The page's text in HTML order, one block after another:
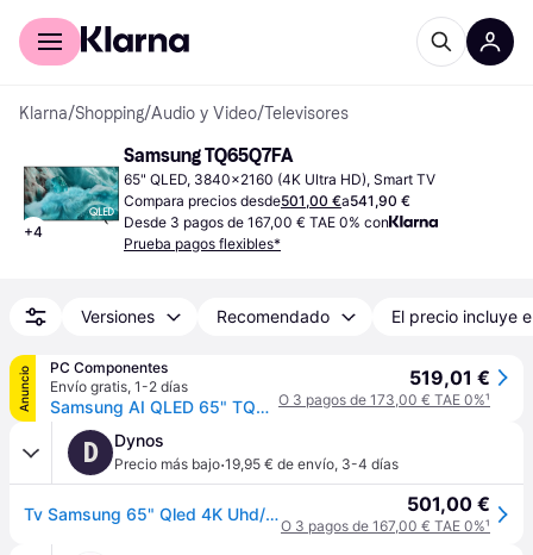
Comprar con Klarna
Klarna/Shopping/Audio y Video/Televisores
+4
Samsung TQ65Q7FA
65" QLED, 3840x2160 (4K Ultra HD), Smart TV
Compara precios desde501,00 €a541,90 €
Desde 3 pagos de 167,00 € TAE 0% con
Prueba pagos flexibles*
Versiones Recomendado El precio incluye
Anuncio
PC Componentes
Envío gratis, 1-2 días
Samsung AI QLED 65" TQ65Q7FAAUXXC UltraHD 4K Quantum HDR Tizen
519,01 €
O 3 pagos de 173,00 € TAE 0%¹
D Dynos
Precio más bajo·19,95 € de envío, 3-4 días
Tv Samsung 65" Qled 4K Uhd/ Tq65Q7F/ Smart Tv 501,00 €
O 3 pagos de 167,00 € TAE 0%¹